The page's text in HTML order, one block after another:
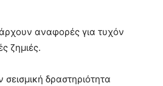
αναφορές για τυχόν
ζημιές.
δραστηριότητα